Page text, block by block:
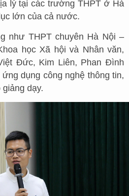
lý tại các trường THPT ở Hà
lớn của cả nước.
như THPT chuyên Hà Nội –
học Xã hội và Nhân văn,
Đức, Kim Liên, Phan Đình
dụng công nghệ thông tin,
dạy.